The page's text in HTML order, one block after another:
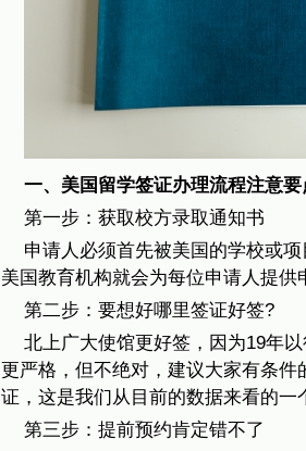
一、美国留学签证办理流程注意要
第一步：获取校方录取通知书
申请人必须首先被美国的学校或
美国教育机构就会为每位申请人提供
第二步：要想好哪里签证好签?
北上广大使馆更好签，因为19年
更严格，但不绝对，建议大家有条
证，这是我们从目前的数据来看的一
第三步：提前预约肯定错不了